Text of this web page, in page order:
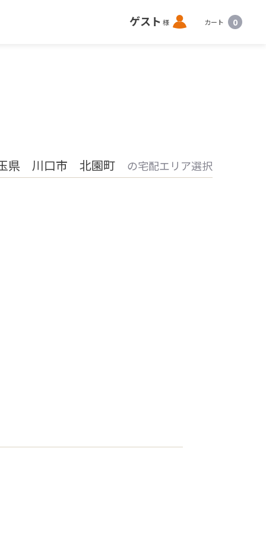
ゲスト 様 ロ
グ
カート 0
県 川口市 北園町 の宅配エリア選択